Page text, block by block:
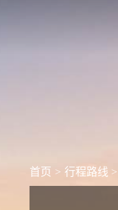
首页 > 行程路线 >